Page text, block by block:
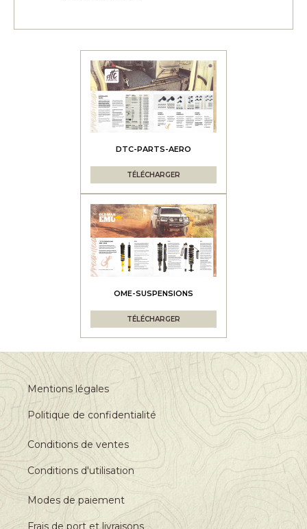
DTC-PARTS-AERO
TÉLÉCHARGER
OME-SUSPENSIONS
TÉLÉCHARGER
Mentions légales
Politique de confidentialité
Conditions de ventes
Conditions d'utilisation
Modes de paiement
Frais de port et livraisons